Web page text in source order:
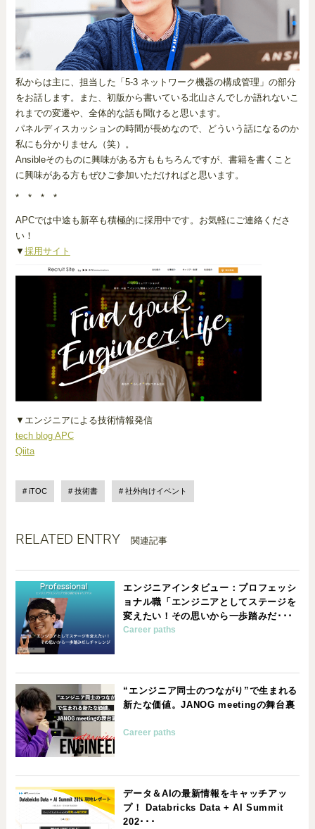
私からは主に、担当した「5-3 ネットワーク機器の構成管理」の部分
をお話します。また、初版から書いている北山さんでしか語れないこ
れまでの変遷や、全体的な話も聞けると思います。
パネルディスカッションの時間が長めなので、どういう話になるのか
私にも分かりません（笑）。
Ansibleそのものに興味がある方ももちろんですが、書籍を書くこと
に興味がある方もぜひご参加いただければと思います。
* * * *
APCでは中途も新卒も積極的に採用中です。お気軽にご連絡くださ
い！
▼ 採用サイト
▼エンジニアによる技術情報発信
tech blog APC
Qiita
iTOC 技術書 社外向けイベント
RELATED ENTRY 関連記事
エンジニアインタビュー：プロフェッシ
ョナル職「エンジニアとしてステージを
変えたい！その思いから一歩踏みだ･･･
Career paths
“エンジニア同士のつながり”で生まれる
新たな価値。JANOG meetingの舞台裏
Career paths
データ＆AIの最新情報をキャッチアッ
プ！ Databricks Data + AI Summit
202･･･